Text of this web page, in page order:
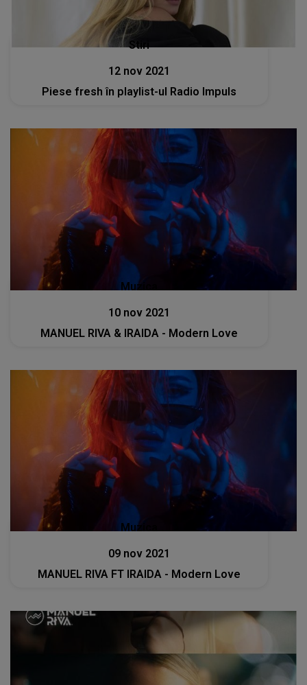
Stiri
12 nov 2021
Piese fresh în playlist-ul Radio Impuls
Muzica
10 nov 2021
MANUEL RIVA & IRAIDA - Modern Love
Muzica
09 nov 2021
MANUEL RIVA FT IRAIDA - Modern Love